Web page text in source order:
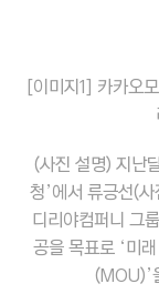
[이미지1] 카카오
(사진 설명) 지난
청’에서 류긍선(
디리야컴퍼니 그
공을 목표로 ‘미
(MOU)’